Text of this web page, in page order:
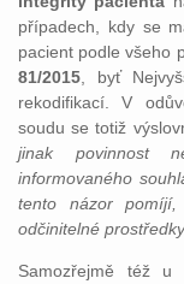
případech, kdy se
pacient podle všeho
81/2015 , byť
rekodifikací. V
soudu se totiž
jinak povinnost
informovaného
tento názor
odčinitelné
Samozřejmě též u